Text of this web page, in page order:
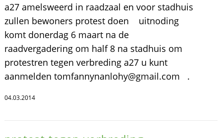
a27 amelsweerd in raadzaal en voor stadhuis
zullen bewoners protest doen uitnoding
komt donerdag 6 maart na de
raadvergadering om half 8 na stadhuis om
protestren tegen verbreding a27 u kunt
aanmelden tomfannynanlohy@gmail.com .
04.03.2014